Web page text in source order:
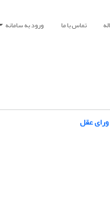
تماس با ما ورود به سامانه
عقل